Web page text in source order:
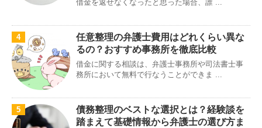
借金を返せなくなったと思った場合、誰 ...
4
任意整理の弁護士費用はどれくらい異な
るの？おすすめ事務所を徹底比較
借金に関する相談は、弁護士事務所や司法書士事
務所において無料で行なうことができま ...
5
債務整理のベストな選択とは？経験談を
踏まえて基礎情報から弁護士の選び方ま